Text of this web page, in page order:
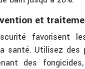
et
favorisent
santé. Utilisez des
des